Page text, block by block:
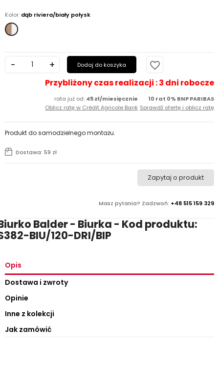
Kolor: dąb riviera/biały połysk
dąb
Dodaj do koszyka favorite_border
Przybliżony czas realizacji : 3 dni robocze
rata już od: 45 zł/miesięcznie
Oblicz ratę w Crédit Agricole Bank
10 rat 0% BNP PARIBAS
Sprawdź ofertę i oblicz ratę
Masz pytania? Zadzwoń: +48 515 159 329
Zapytaj o produkt
Dostawa: 59 zł
Produkt do samodzielnego montażu.
Balder - Biurka - Kod produktu:
BIU/120-DRI/BIP
Opis
Dostawa i zwroty
Opinie
Inne z kolekcji
Jak zamówić